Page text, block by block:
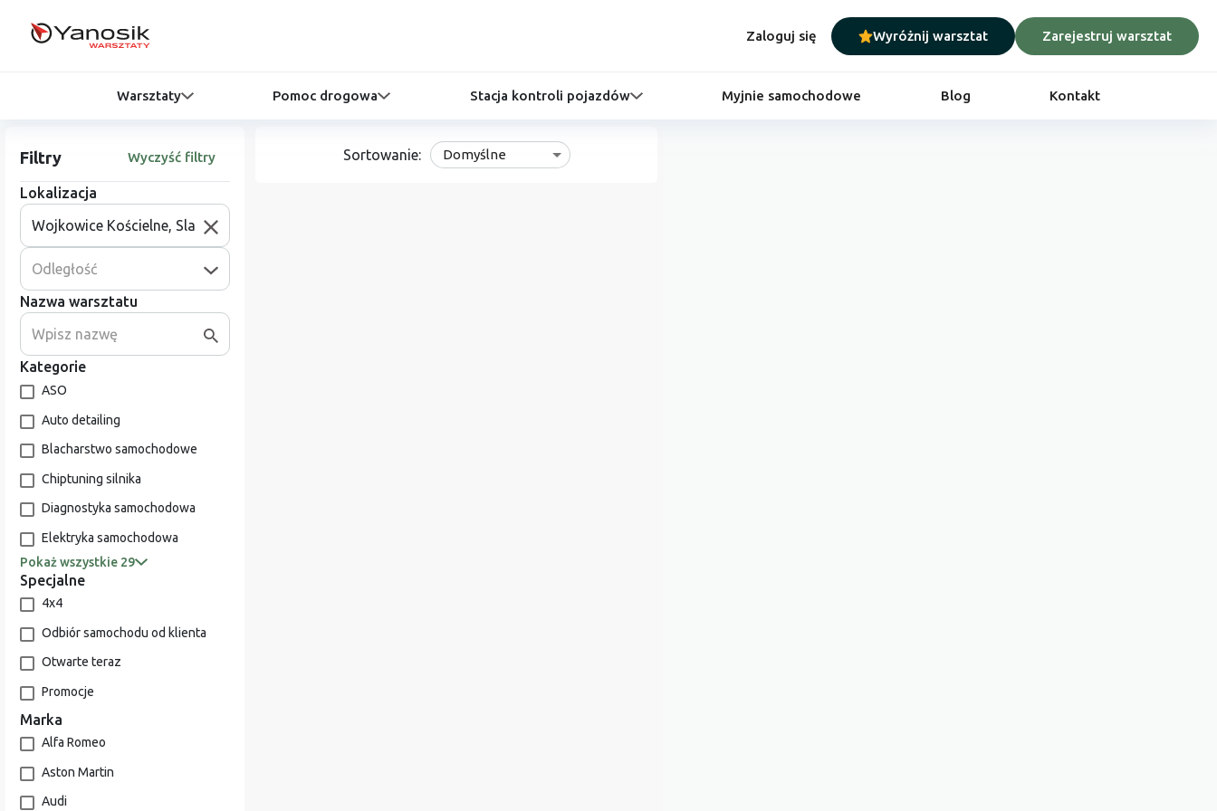
Zaloguj się Wyróżnij warsztat Zarejestruj warsztat
Warsztaty Pomoc drogowa Stacja kontroli pojazdów Myjnie samochodowe Blog Kontakt
Filtry Wyczyść filtry
Lokalizacja
Odległość
Nazwa warsztatu
Kategorie
ASO
Auto detailing
Blacharstwo samochodowe
Chiptuning silnika
Diagnostyka samochodowa
Elektryka samochodowa
Pokaż wszystkie 29
Specjalne
4x4
Odbiór samochodu od klienta
Otwarte teraz
Promocje
Marka
Alfa Romeo
Aston Martin
Audi
Sortowanie: Domyślne